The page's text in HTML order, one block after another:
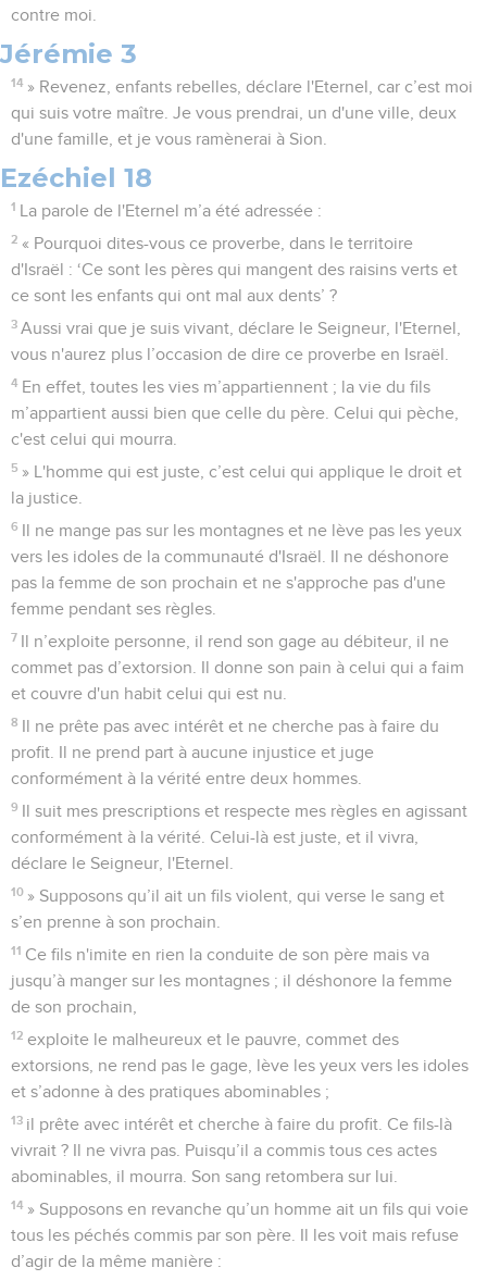
contre moi.
Jérémie 3
14 » Revenez, enfants rebelles, déclare l'Eternel, car c’est moi
qui suis votre maître. Je vous prendrai, un d'une ville, deux
d'une famille, et je vous ramènerai à Sion.
Ezéchiel 18
1 La parole de l'Eternel m’a été adressée :
2 « Pourquoi dites-vous ce proverbe, dans le territoire
d'Israël : ‘Ce sont les pères qui mangent des raisins verts et
ce sont les enfants qui ont mal aux dents’ ?
3 Aussi vrai que je suis vivant, déclare le Seigneur, l'Eternel,
vous n'aurez plus l’occasion de dire ce proverbe en Israël.
4 En effet, toutes les vies m’appartiennent ; la vie du fils
m’appartient aussi bien que celle du père. Celui qui pèche,
c'est celui qui mourra.
5 » L'homme qui est juste, c’est celui qui applique le droit et
la justice.
6
Il ne mange pas sur les montagnes et ne lève pas les yeux
vers les idoles de la communauté d'Israël. Il ne déshonore
pas la femme de son prochain et ne s'approche pas d'une
femme pendant ses règles.
7
Il n’exploite personne, il rend son gage au débiteur, il ne
commet pas d’extorsion. Il donne son pain à celui qui a faim
et couvre d'un habit celui qui est nu.
8
Il ne prête pas avec intérêt et ne cherche pas à faire du
profit. Il ne prend part à aucune injustice et juge
conformément à la vérité entre deux hommes.
9
Il suit mes prescriptions et respecte mes règles en agissant
conformément à la vérité. Celui-là est juste, et il vivra,
déclare le Seigneur, l'Eternel.
10 » Supposons qu’il ait un fils violent, qui verse le sang et
s’en prenne à son prochain.
11 Ce fils n'imite en rien la conduite de son père mais va
jusqu’à manger sur les montagnes ; il déshonore la femme
de son prochain,
12 exploite le malheureux et le pauvre, commet des
extorsions, ne rend pas le gage, lève les yeux vers les idoles
et s’adonne à des pratiques abominables ;
13 il prête avec intérêt et cherche à faire du profit. Ce fils-là
vivrait ? Il ne vivra pas. Puisqu’il a commis tous ces actes
abominables, il mourra. Son sang retombera sur lui.
14 » Supposons en revanche qu’un homme ait un fils qui voie
tous les péchés commis par son père. Il les voit mais refuse
d’agir de la même manière :